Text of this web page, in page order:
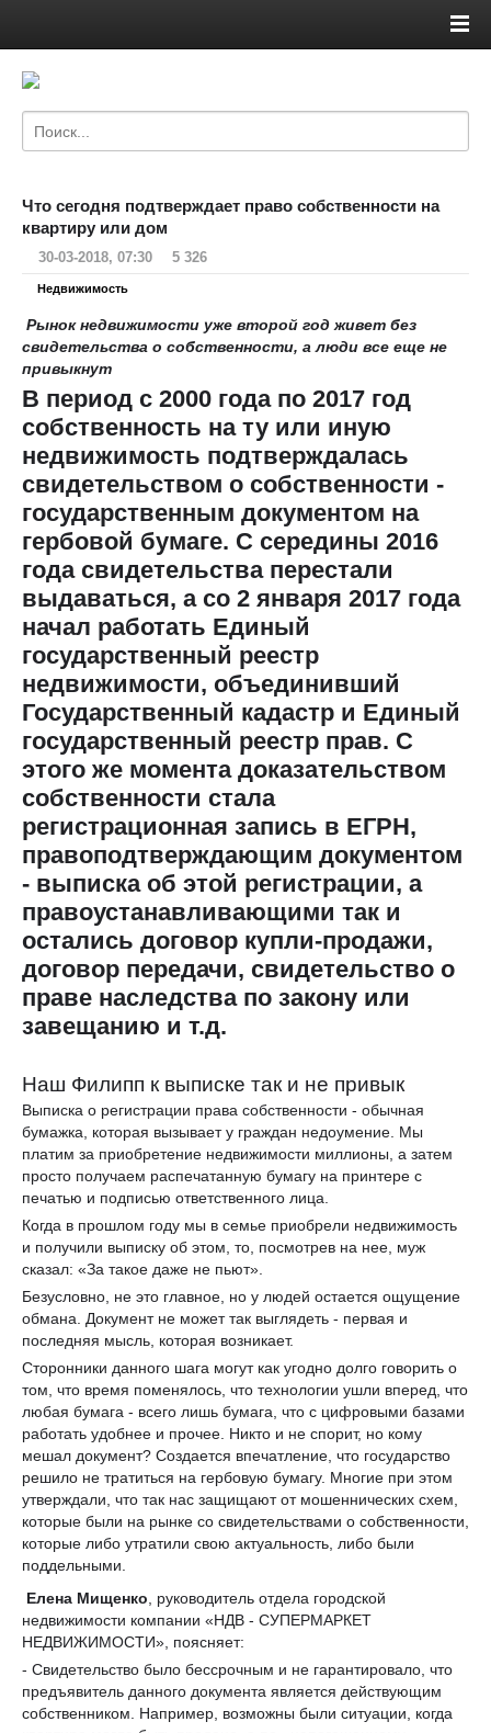
Что сегодня подтверждает право собственности на
квартиру или дом
30-03-2018, 07:30 5 326
Недвижимость
Рынок недвижимости уже второй год живет без
свидетельства о собственности, а люди все еще не
привыкнут
В период с 2000 года по 2017 год
собственность на ту или иную
недвижимость подтверждалась
свидетельством о собственности -
государственным документом на
гербовой бумаге. С середины 2016
года свидетельства перестали
выдаваться, а со 2 января 2017 года
начал работать Единый
государственный реестр
недвижимости, объединивший
Государственный кадастр и Единый
государственный реестр прав. С
этого же момента доказательством
собственности стала
регистрационная запись в ЕГРН,
правоподтверждающим документом
- выписка об этой регистрации, а
правоустанавливающими так и
остались договор купли-продажи,
договор передачи, свидетельство о
праве наследства по закону или
завещанию и т.д.
Наш Филипп к выписке так и не привык
Выписка о регистрации права собственности - обычная
бумажка, которая вызывает у граждан недоумение. Мы
платим за приобретение недвижимости миллионы, а затем
просто получаем распечатанную бумагу на принтере с
печатью и подписью ответственного лица.
Когда в прошлом году мы в семье приобрели недвижимость
и получили выписку об этом, то, посмотрев на нее, муж
сказал: «За такое даже не пьют».
Безусловно, не это главное, но у людей остается ощущение
обмана. Документ не может так выглядеть - первая и
последняя мысль, которая возникает.
Сторонники данного шага могут как угодно долго говорить о
том, что время поменялось, что технологии ушли вперед, что
любая бумага - всего лишь бумага, что с цифровыми базами
работать удобнее и прочее. Никто и не спорит, но кому
мешал документ? Создается впечатление, что государство
решило не тратиться на гербовую бумагу. Многие при этом
утверждали, что так нас защищают от мошеннических схем,
которые были на рынке со свидетельствами о собственности,
которые либо утратили свою актуальность, либо были
поддельными.
Елена Мищенко , руководитель отдела городской
недвижимости компании «НДВ - СУПЕРМАРКЕТ
НЕДВИЖИМОСТИ», поясняет:
- Свидетельство было бессрочным и не гарантировало, что
предъявитель данного документа является действующим
собственником. Например, возможны были ситуации, когда